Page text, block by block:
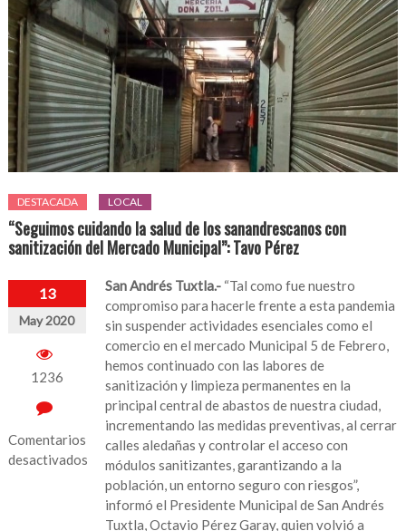
DESTACADA LOCAL
“Seguimos cuidando la salud de los sanandrescanos con
sanitización del Mercado Municipal”: Tavo Pérez
13
May 2020
1236
Comentarios
desactivados
San Andrés Tuxtla.- “Tal como fue nuestro
compromiso para hacerle frente a esta pandemia
sin suspender actividades esenciales como el
comercio en el mercado Municipal 5 de Febrero,
hemos continuado con las labores de
sanitización y limpieza permanentes en la
principal central de abastos de nuestra ciudad,
incrementando las medidas preventivas, al cerrar
calles aledañas y controlar el acceso con
módulos sanitizantes, garantizando a la
población, un entorno seguro con riesgos”,
informó el Presidente Municipal de San Andrés
Tuxtla, Octavio Pérez Garay, quien volvió a